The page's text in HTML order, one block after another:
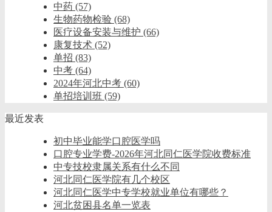
中药 (57)
生物药物检验 (68)
医疗设备安装与维护 (66)
康复技术 (52)
单招 (83)
中考 (64)
2024年河北中考 (60)
单招培训班 (59)
最近发表
初中毕业能学口腔医学吗
口腔专业学费-2026年河北同仁医学院收费标准
中专技校隶属关系有什么不同
河北同仁医学院有几个校区
河北同仁医学中专学校就业单位有哪些？
河北贫困县名单一览表